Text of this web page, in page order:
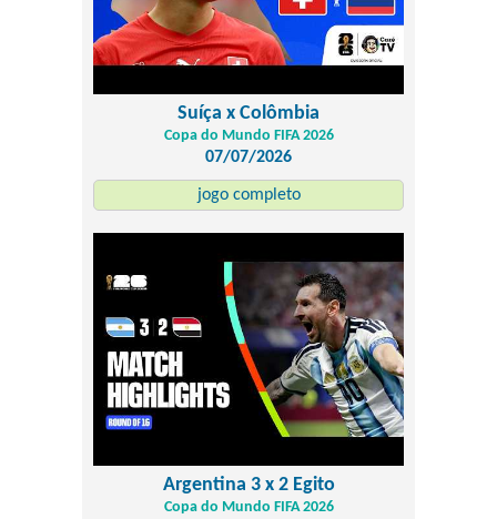
Suíça x Colômbia
Copa do Mundo FIFA 2026
07/07/2026
jogo completo
Argentina 3 x 2 Egito
Copa do Mundo FIFA 2026